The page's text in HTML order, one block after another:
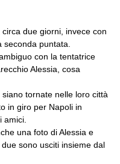
due giorni, invece con
puntata.
con la tentatrice
Alessia, cosa
tornate nelle loro città
in giro per Napoli in
amici.
una foto di Alessia e
sono usciti insieme dal